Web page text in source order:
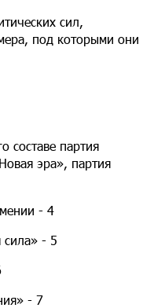
сил,
под которыми они
составе партия
эра», партия
- 4
сила» - 5
- 7